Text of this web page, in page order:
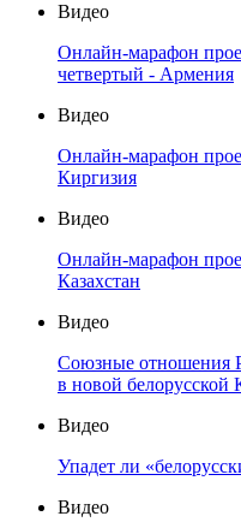
Видео
Онлайн-марафон
четвертый - Армения
Видео
Онлайн-марафон
Киргизия
Видео
Онлайн-марафон
Казахстан
Видео
Союзные отношения
в новой белорусской
Видео
Упадет ли
Видео